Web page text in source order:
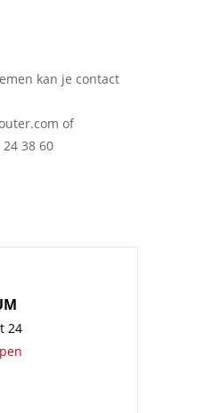
kan je contact
of
38 60
24